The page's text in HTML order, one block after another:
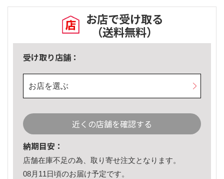
お店で受け取る
（送料無料）
受け取り店舗：
お店を選ぶ
近くの店舗を確認する
納期目安：
店舗在庫不足の為、取り寄せ注文となります。
08月11日頃のお届け予定です。